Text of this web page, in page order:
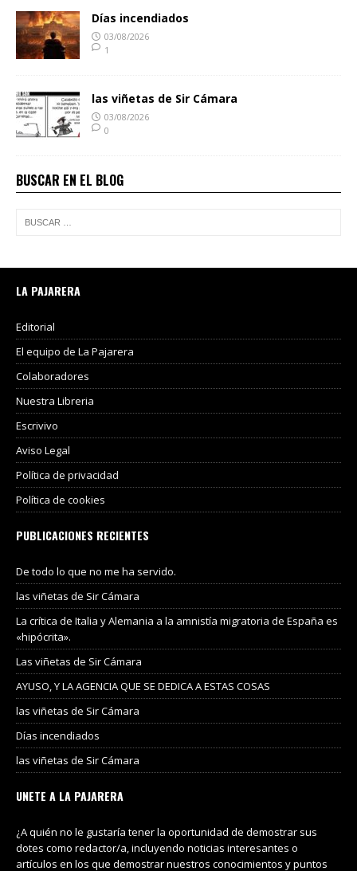
Días incendiados
03/08/2026
1
las viñetas de Sir Cámara
03/08/2026
0
BUSCAR EN EL BLOG
LA PAJARERA
Editorial
El equipo de La Pajarera
Colaboradores
Nuestra Libreria
Escrivivo
Aviso Legal
Política de privacidad
Política de cookies
PUBLICACIONES RECIENTES
De todo lo que no me ha servido.
las viñetas de Sir Cámara
La crítica de Italia y Alemania a la amnistía migratoria de España es
«hipócrita».
Las viñetas de Sir Cámara
AYUSO, Y LA AGENCIA QUE SE DEDICA A ESTAS COSAS
las viñetas de Sir Cámara
Días incendiados
las viñetas de Sir Cámara
UNETE A LA PAJARERA
¿A quién no le gustaría tener la oportunidad de demostrar sus
dotes como redactor/a, incluyendo noticias interesantes o
artículos en los que demostrar nuestros conocimientos y puntos